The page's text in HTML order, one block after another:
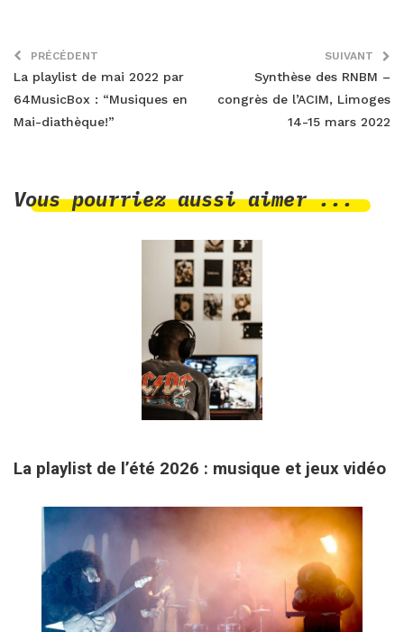
PRÉCÉDENT
La playlist de mai 2022 par
64MusicBox : “Musiques en
Mai-diathèque!”
SUIVANT
Synthèse des RNBM –
congrès de l’ACIM, Limoges
14-15 mars 2022
Vous pourriez aussi aimer ...
La playlist de l’été 2026 : musique et jeux vidéo